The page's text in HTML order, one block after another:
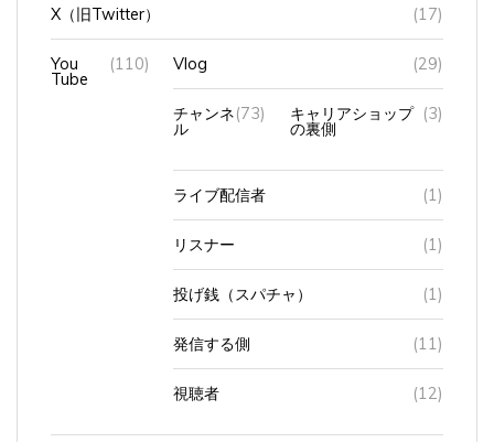
X（旧Twitter） (17)
You
Tube
(110) Vlog (29)
チャンネ
ル
(73) キャリアショップ
の裏側
(3)
ライブ配信者 (1)
リスナー (1)
投げ銭（スパチャ） (1)
発信する側 (11)
視聴者 (12)